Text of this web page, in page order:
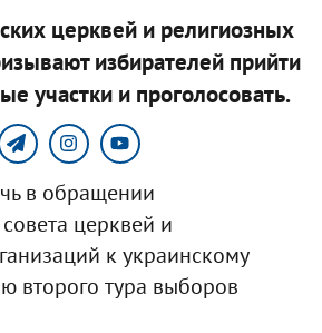
церквей и религиозных
избирателей прийти
участки и проголосовать.
в обращении
церквей и
к украинскому
второго тура выборов